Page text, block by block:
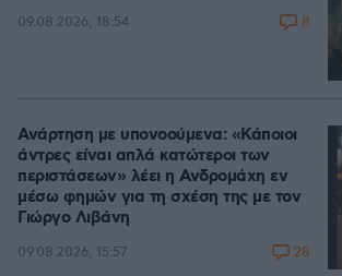
09.08.2026, 18:54 8
Ανάρτηση με υπονοούμενα: «Κάποιοι
άντρες είναι απλά κατώτεροι των
περιστάσεων» λέει η Ανδρομάχη εν
μέσω φημών για τη σχέση της με τον
Γιώργο Λιβάνη
09.08.2026, 15:57 28